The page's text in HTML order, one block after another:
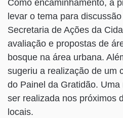
Como encaminhamento, a
levar o tema para
Secretaria de Ações da
avaliação e propostas de
bosque na área urbana.
sugeriu a realização de um
do Painel da Gratidão.
ser realizada nos próximos
locais.